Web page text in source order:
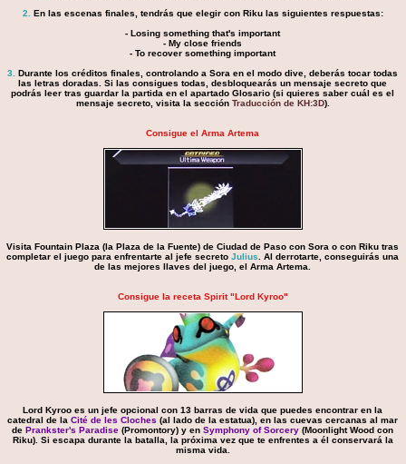
2. En las escenas finales, tendrás que elegir con Riku las siguientes respuestas:
- Losing something that's important
- My close friends
- To recover something important
3. Durante los créditos finales, controlando a Sora en el modo dive, deberás tocar todas
las letras doradas. Si las consigues todas, desbloquearás un mensaje secreto que
podrás leer tras guardar la partida en el apartado Glosario (si quieres saber cuál es el
mensaje secreto, visita la sección Traducción de KH:3D).
Consigue el Arma Artema
Visita Fountain Plaza (la Plaza de la Fuente) de Ciudad de Paso con Sora o con Riku tras
completar el juego para enfrentarte al jefe secretoJulius. Al derrotarte, conseguirás una
de las mejores llaves del juego, el Arma Artema.
Consigue la receta Spirit "Lord Kyroo"
Lord Kyroo es un jefe opcional con 13 barras de vida que puedes encontrar en la
catedral de la Cité de les Cloches (al lado de la estatua), en las cuevas cercanas al mar
dePrankster's Paradise (Promontory) y enSymphony of Sorcery(Moonlight Wood con
Riku). Si escapa durante la batalla, la próxima vez que te enfrentes a él conservará la
misma vida.